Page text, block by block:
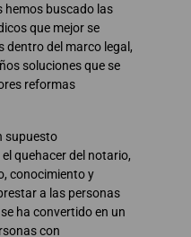
hemos buscado las
que mejor se
dentro del marco legal,
soluciones que se
reformas
supuesto
quehacer del notario,
conocimiento y
a las personas
ha convertido en un
con